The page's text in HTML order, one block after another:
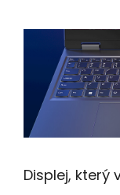
Displej, který